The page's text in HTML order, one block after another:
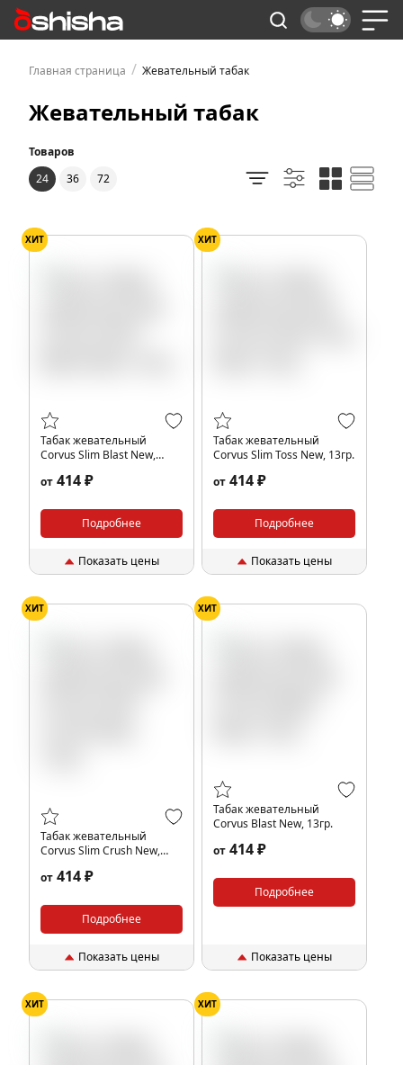
Главная страница / Жевательный табак
Жевательный табак
Товаров
24
36 72
ХИТ
Табак жевательный
Corvus Slim Blast New,
от 414 ₽
Подробнее
Показать цены
ХИТ
Табак жевательный
Corvus Slim Toss New, 13гр.
от 414 ₽
Подробнее
Показать цены
ХИТ
Табак жевательный
Corvus Slim Crush New,
от 414 ₽
Подробнее
Показать цены
ХИТ
Табак жевательный
Corvus Blast New, 13гр.
от 414 ₽
Подробнее
Показать цены
ХИТ ХИТ